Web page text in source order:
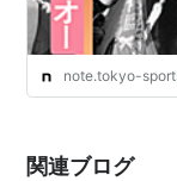
メジロヒリュウ
note.tokyo-
関連ブログ